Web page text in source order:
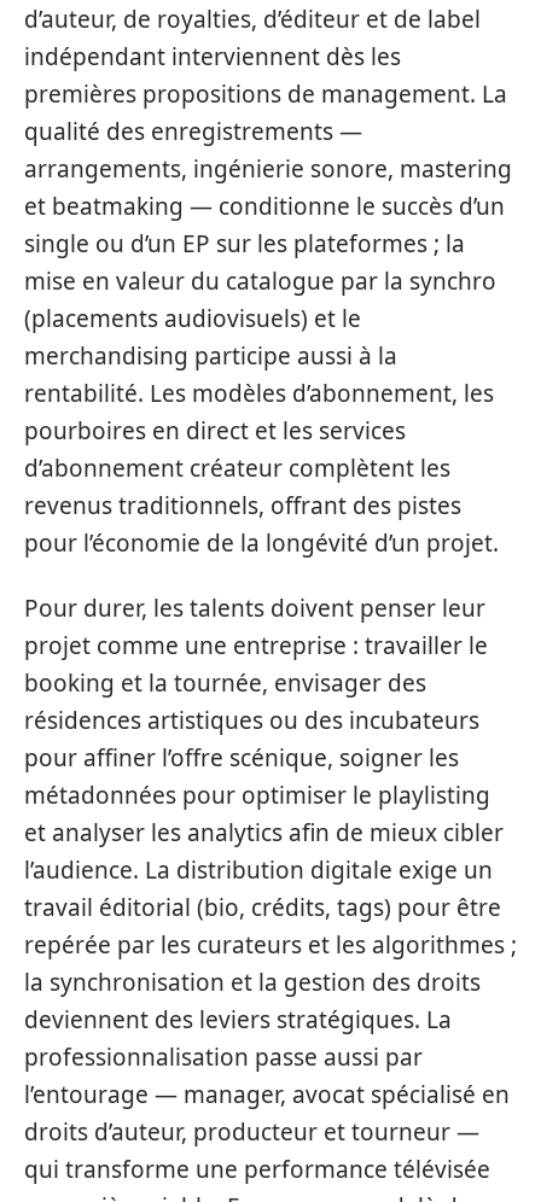
d’auteur, de royalties, d’éditeur et de label
indépendant interviennent dès les
premières propositions de management. La
qualité des enregistrements —
arrangements, ingénierie sonore, mastering
et beatmaking — conditionne le succès d’un
single ou d’un EP sur les plateformes ; la
mise en valeur du catalogue par la synchro
(placements audiovisuels) et le
merchandising participe aussi à la
rentabilité. Les modèles d’abonnement, les
pourboires en direct et les services
d’abonnement créateur complètent les
revenus traditionnels, offrant des pistes
pour l’économie de la longévité d’un projet.
Pour durer, les talents doivent penser leur
projet comme une entreprise : travailler le
booking et la tournée, envisager des
résidences artistiques ou des incubateurs
pour affiner l’offre scénique, soigner les
métadonnées pour optimiser le playlisting
et analyser les analytics afin de mieux cibler
l’audience. La distribution digitale exige un
travail éditorial (bio, crédits, tags) pour être
repérée par les curateurs et les algorithmes ;
la synchronisation et la gestion des droits
deviennent des leviers stratégiques. La
professionnalisation passe aussi par
l’entourage — manager, avocat spécialisé en
droits d’auteur, producteur et tourneur —
qui transforme une performance télévisée